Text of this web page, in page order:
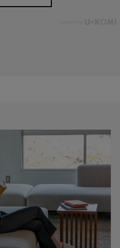
のこだわり